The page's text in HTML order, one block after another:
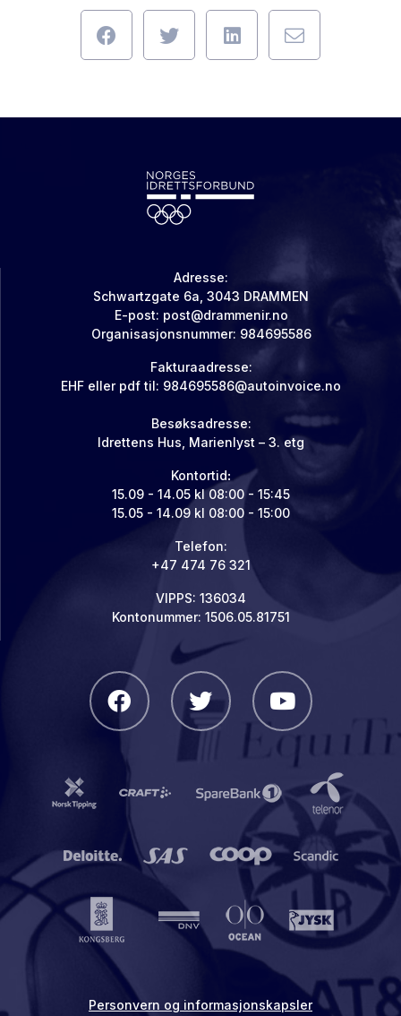
Adresse:
Schwartzgate 6a, 3043 DRAMMEN
E-post: post@drammenir.no
Organisasjonsnummer: 984695586
Fakturaadresse:
EHF eller pdf til: 984695586@autoinvoice.no
Besøksadresse:
Idrettens Hus, Marienlyst – 3. etg
Kontortid:
15.09 - 14.05 kl 08:00 - 15:45
15.05 - 14.09 kl 08:00 - 15:00
Telefon:
+47 474 76 321
VIPPS: 136034
Kontonummer: 1506.05.81751
Personvern og informasjonskapsler